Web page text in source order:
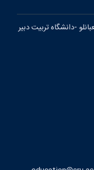
-دانشگاه تربيت دبير